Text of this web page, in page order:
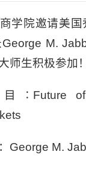
学院邀请美
M.
师生积极参加！
∶Future of
George M.